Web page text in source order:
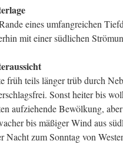
eines umfangreichen
mit einer südlichen
früh teils länger trüb durch
Sonst heiter bis
aufziehende Bewölkung,
bis mäßiger Wind aus
Nacht zum Sonntag von